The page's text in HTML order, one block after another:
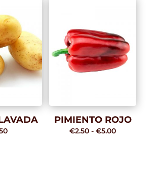
PIMIENTO ROJO
€2.50 - €5.00Rango